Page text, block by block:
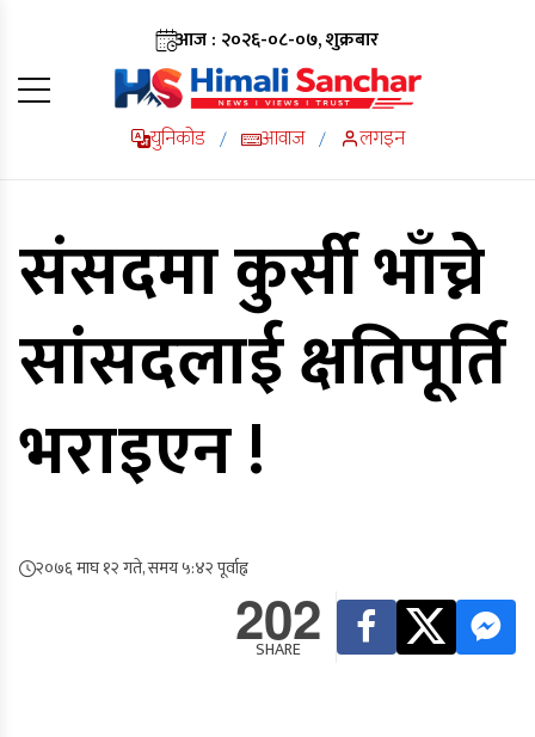
आज : २०२६-०८-०७, शुक्रबार
युनिकोड / आवाज / लगइन
संसदमा कुर्सी भाँच्ने
सांसदलाई क्षतिपूर्ति
भराइएन !
२०७६ माघ १२ गते, समय ५:४२ पूर्वाह्न
202
SHARE